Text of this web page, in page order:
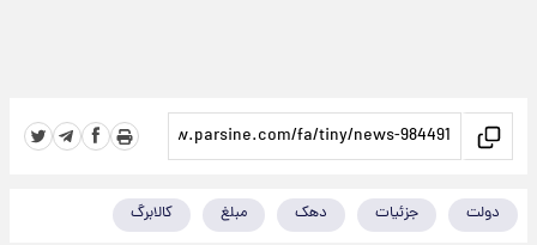
دولت جزئیات دهک مبلغ کالابرگ